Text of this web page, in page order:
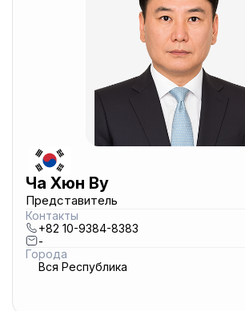
Ча Хюн Ву
Представитель
Контакты
+82 10-9384-8383
-
Города
Вся Республика